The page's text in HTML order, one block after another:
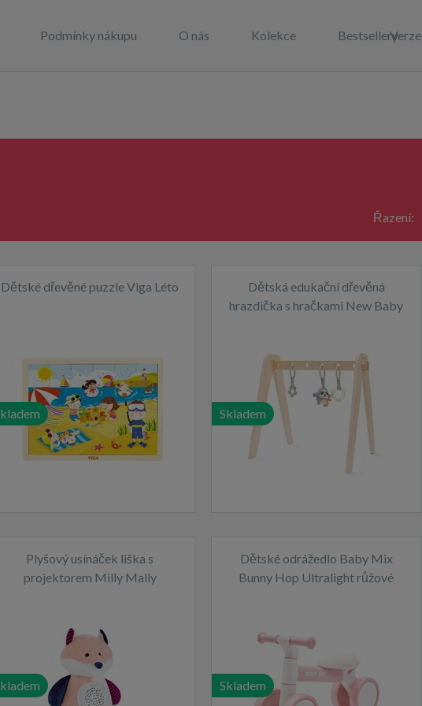
Podmínky nákupu O nás Kolekce BestselleryVerze
Řazení:
Dětské dřevěné puzzle Viga Léto
Dětská edukační dřevěná
hrazdička s hračkami New Baby
Skladem
Plyšový usínáček liška s
projektorem Milly Mally
Dětské odrážedlo Baby Mix
Bunny Hop Ultralight růžové
Skladem